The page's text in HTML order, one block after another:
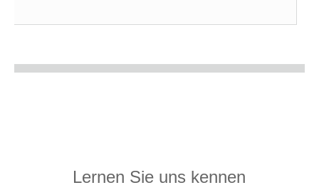
Lernen Sie uns kennen